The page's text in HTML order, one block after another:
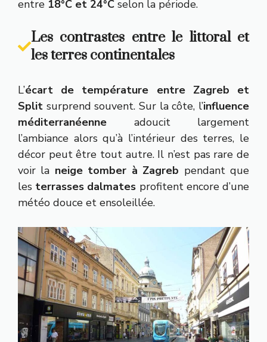
entre 18°C et 24°C selon la période.
Les contrastes entre le littoral et
les terres continentales
L’écart de température entre Zagreb et
Split surprend souvent. Sur la côte, l’influence
méditerranéenne adoucit largement
l’ambiance alors qu’à l’intérieur des terres, le
décor peut être tout autre. Il n’est pas rare de
voir la neige tomber à Zagreb pendant que
les terrasses dalmates profitent encore d’une
météo douce et ensoleillée.